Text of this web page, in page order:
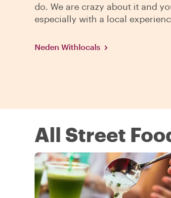
do. We are crazy about it and
especially with a local
Neden Withlocals
All Street